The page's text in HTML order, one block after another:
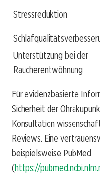
Stressreduktion
Unterstützung bei der
Raucherentwöhnung
Für evidenzbasierte
Sicherheit der
Konsultation
Reviews. Eine
beispielsweise PubMed
(https://